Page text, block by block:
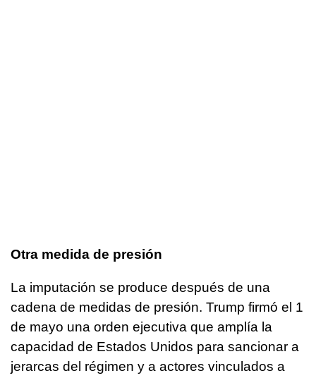
Otra medida de presión
La imputación se produce después de una
cadena de medidas de presión. Trump firmó el 1
de mayo una orden ejecutiva que amplía la
capacidad de Estados Unidos para sancionar a
jerarcas del régimen y a actores vinculados a